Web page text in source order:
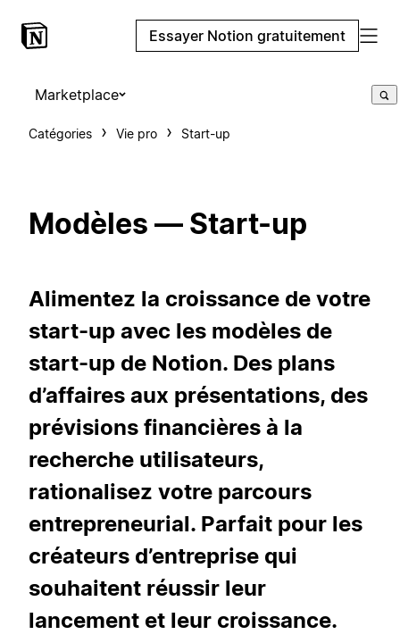
Essayer Notion gratuitement
Marketplace
Catégories Vie pro Start-up
Modèles — Start-up
Alimentez la croissance de votre
start-up avec les modèles de
start-up de Notion. Des plans
d’affaires aux présentations, des
prévisions financières à la
recherche utilisateurs,
rationalisez votre parcours
entrepreneurial. Parfait pour les
créateurs d’entreprise qui
souhaitent réussir leur
lancement et leur croissance.